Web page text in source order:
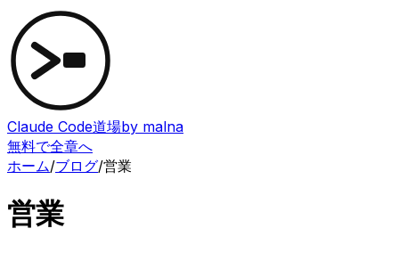
Claude Code道場by malna
無料で全章へ
ホーム/ブログ/営業
営業